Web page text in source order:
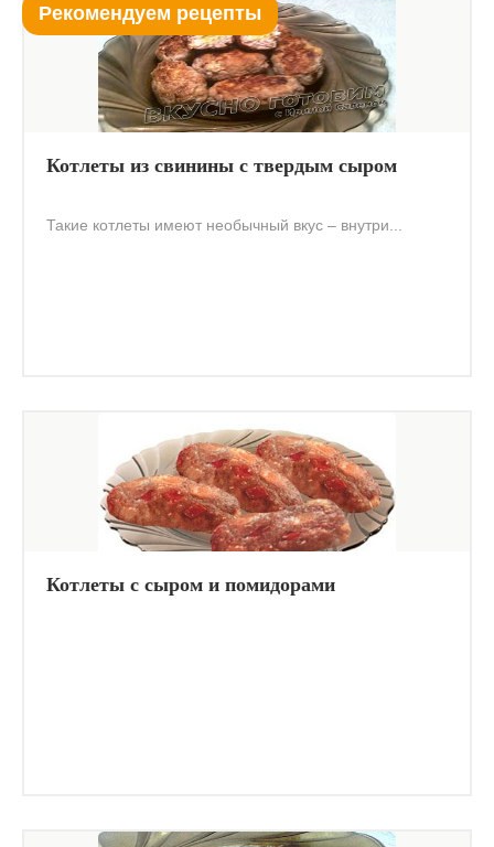
Рекомендуем рецепты
Котлеты из свинины с твердым сыром
Такие котлеты имеют необычный вкус – внутри...
Котлеты с сыром и помидорами